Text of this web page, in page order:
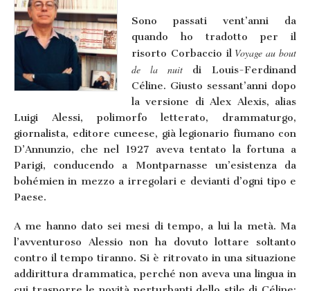
Sono passati vent’anni da
quando ho tradotto per il
risorto Corbaccio il Voyage au bout
de la nuitdi Louis-Ferdinand
Céline. Giusto sessant’anni dopo
la versione di Alex Alexis, alias
Luigi Alessi, polimorfo letterato, drammaturgo,
giornalista, editore cuneese, già legionario fiumano con
D’Annunzio, che nel 1927 aveva tentato la fortuna a
Parigi, conducendo a Montparnasse un’esistenza da
bohémien in mezzo a irregolari e devianti d’ogni tipo e
Paese.
A me hanno dato sei mesi di tempo, a lui la metà. Ma
l’avventuroso Alessio non ha dovuto lottare soltanto
contro il tempo tiranno. Si è ritrovato in una situazione
addirittura drammatica, perché non aveva una lingua in